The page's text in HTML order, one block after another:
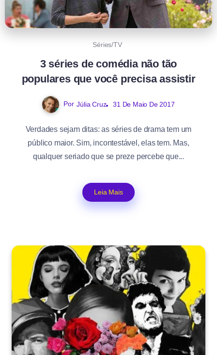
Séries/TV
3 séries de comédia não tão
populares que você precisa assistir
Por Júlia Cruz 31 De Maio De 2017
Verdades sejam ditas: as séries de drama tem um
público maior. Sim, incontestável, elas tem. Mas,
qualquer seriado que se preze percebe que...
Leia Mais